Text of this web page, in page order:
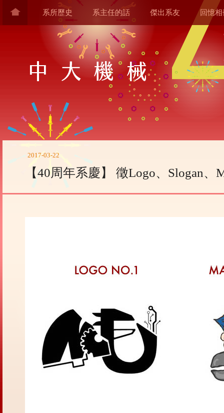
系所歷史 系主任的話 傑出系友 回憶
2017-03-22
【40周年系慶】 徵Logo、Slogan、